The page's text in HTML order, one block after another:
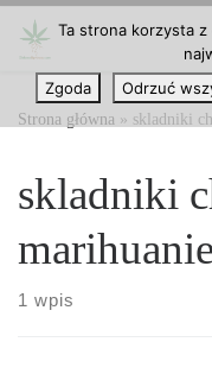
Przejdź do treści
Strona główna » skladniki
skladniki
1 wpis
Ta strona korzysta z
Zgoda
Odrzuć